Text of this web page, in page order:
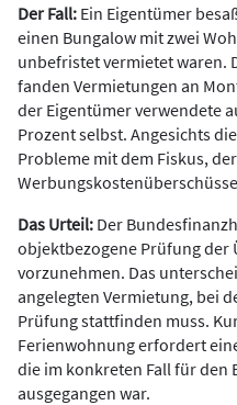
Der Fall: Ein Eigentümer
einen Bungalow mit zwei
unbefristet vermietet waren.
fanden Vermietungen an
der Eigentümer verwendete
Prozent selbst. Angesichts
Probleme mit dem Fiskus,
Das Urteil: Der
objektbezogene Prüfung der
vorzunehmen. Das
angelegten Vermietung, bei
Prüfung stattfinden muss.
Ferienwohnung erfordert
die im konkreten Fall für den
ausgegangen war.